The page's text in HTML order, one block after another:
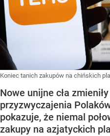
Koniec tanich zakupów na chińskich
Nowe unijne cła
przyzwyczajenia
pokazuje, że niemal
zakupy na azjatyckich